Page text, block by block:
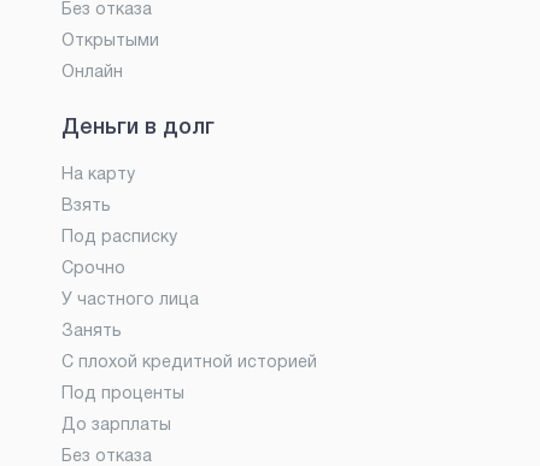
Без отказа
Открытыми
Онлайн
Деньги в долг
На карту
Взять
Под расписку
Срочно
У частного лица
Занять
С плохой кредитной историей
Под проценты
До зарплаты
Без отказа